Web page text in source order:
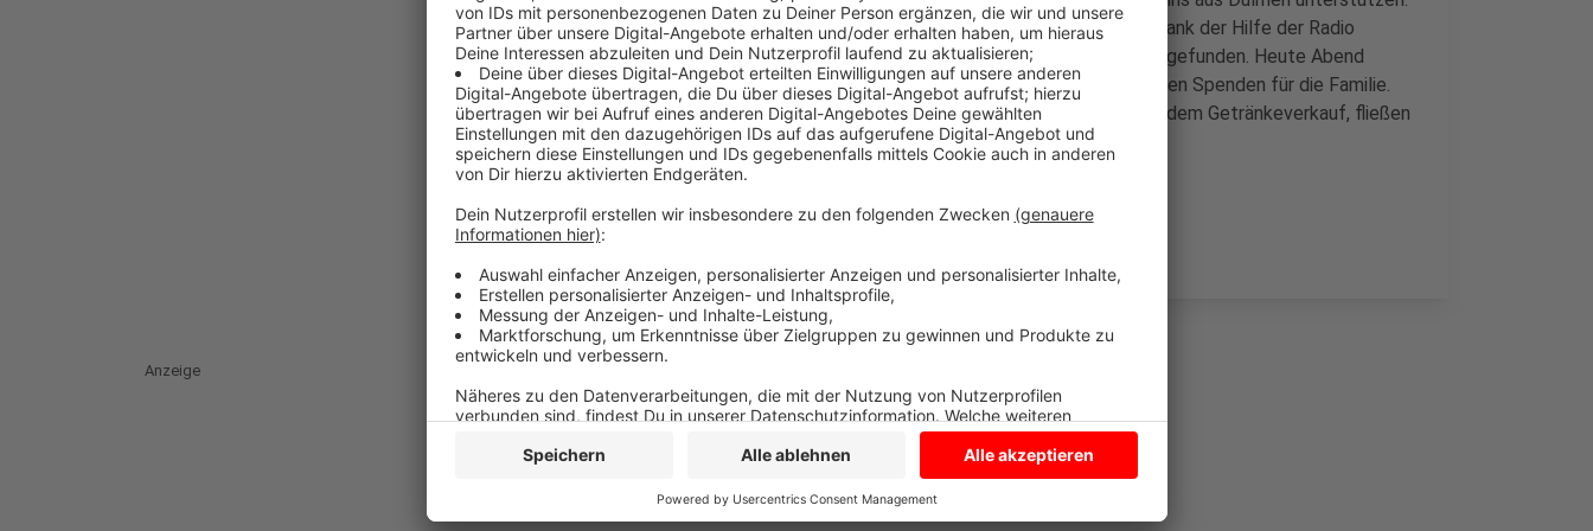
Nach einem Kellerbrand im Dezember ist ihr Haus unbewohnbar. Dank der Hilfe der Radio
Kiepenkerl-Hörer, hat die Familie schnell eine Übergangswohnung gefunden. Heute Abend
sammeln Bands mit einem Benefizkonzert in der CBG Aula in Dülmen Spenden für die Familie.
Dafür steht eine Spendenbox bereit und auch alle Einnahmen aus dem Getränkeverkauf, fließen
ebenfalls in die Spendenaktion. Um 18 Uhr startet das Konzert.
Anzeige